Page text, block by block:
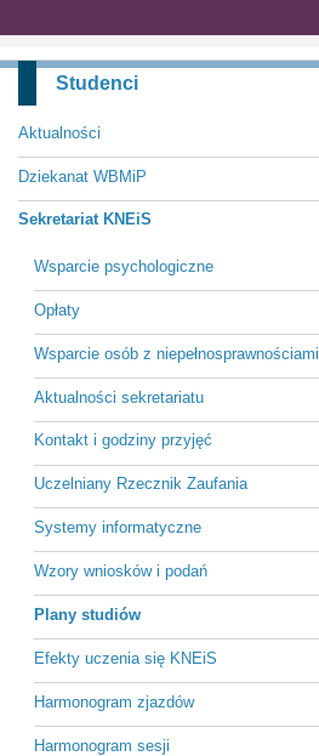
Studenci
Aktualności
Dziekanat WBMiP
Sekretariat KNEiS
Wsparcie psychologiczne
Opłaty
Wsparcie osób z niepełnosprawnościami
Aktualności sekretariatu
Kontakt i godziny przyjęć
Uczelniany Rzecznik Zaufania
Systemy informatyczne
Wzory wniosków i podań
Plany studiów
Efekty uczenia się KNEiS
Harmonogram zjazdów
Harmonogram sesji